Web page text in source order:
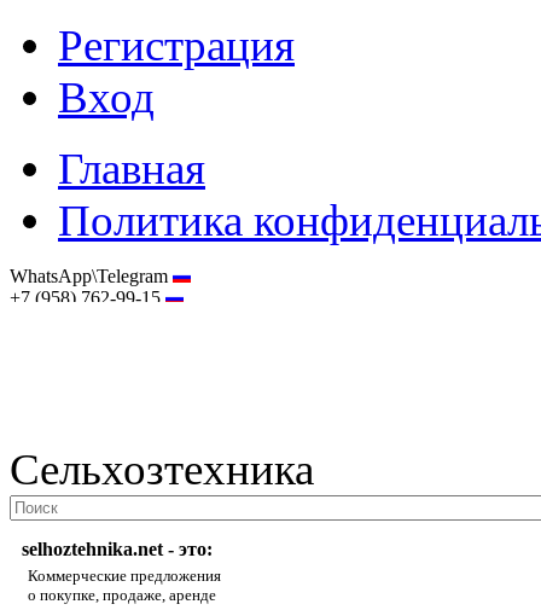
Регистрация
Вход
Главная
Политика
WhatsApp\Telegram
+7 (958) 762-99-15
Сельхозтехника
selhoztehnika.net - это:
Коммерческие предложения
о покупке, продаже, аренде